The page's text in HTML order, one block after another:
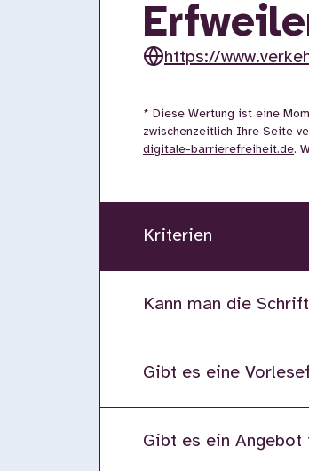
https://
* Diese Wertung ist eine
zwischenzeitlich Ihre Seite
digitale-barrierefreiheit.de.
Kriterien
Kann man die
Gibt es eine
Gibt es ein Angebot